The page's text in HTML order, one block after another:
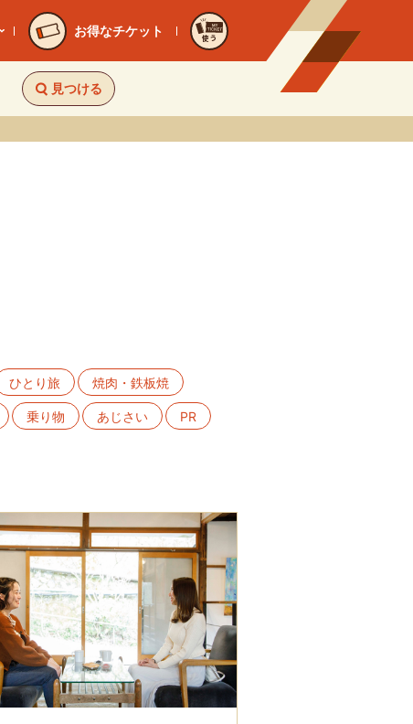
お得なチケット
使う
見つける
ひとり旅 焼肉・鉄板焼
乗り物 あじさい PR